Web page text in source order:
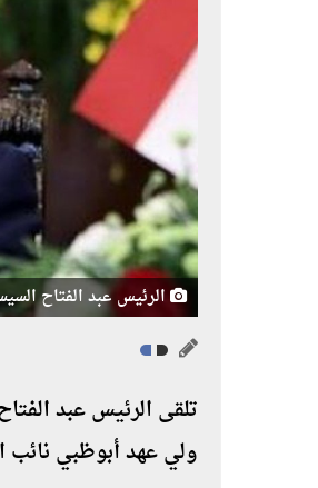
الرئيس عبد الفتاح
تلقى الرئيس عبد
ولي عهد أبوظبي نائب